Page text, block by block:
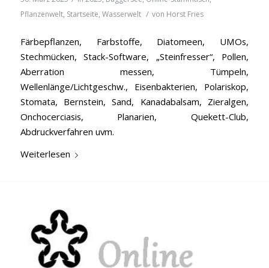
Pflanzenwelt, Startseite, Wasserwelt / von Horst Fries
Färbepflanzen, Farbstoffe, Diatomeen, UMOs,
Stechmücken, Stack-Software, „Steinfresser“, Pollen,
Aberration messen, Tümpeln,
Wellenlänge/Lichtgeschw., Eisenbakterien, Polariskop,
Stomata, Bernstein, Sand, Kanadabalsam, Zieralgen,
Onchocerciasis, Planarien, Quekett-Club,
Abdruckverfahren uvm.
Weiterlesen